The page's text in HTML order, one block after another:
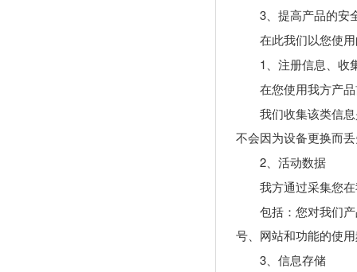
3、提高产品的安
在此我们以您使
1、注册信息、收
在您使用我方产
我们收集该类信
不会因为设备更换而
2、活动数据
我方通过采集您
包括：您对我们
号、网站和功能的使
3、信息存储